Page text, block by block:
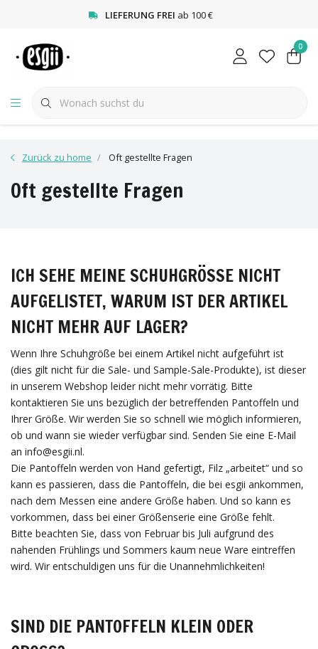
LIEFERUNG FREI ab 100 €
0
Zurück zu home Oft gestellte Fragen
Oft gestellte Fragen
ICH SEHE MEINE SCHUHGRÖSSE NICHT
AUFGELISTET, WARUM IST DER ARTIKEL
NICHT MEHR AUF LAGER?
Wenn Ihre Schuhgröße bei einem Artikel nicht aufgeführt ist
(dies gilt nicht für die Sale- und Sample-Sale-Produkte), ist dieser
in unserem Webshop leider nicht mehr vorrätig. Bitte
kontaktieren Sie uns bezüglich der betreffenden Pantoffeln und
Ihrer Größe. Wir werden Sie so schnell wie möglich informieren,
ob und wann sie wieder verfügbar sind. Senden Sie eine E-Mail
an info@esgii.nl.
Die Pantoffeln werden von Hand gefertigt, Filz „arbeitet“ und so
kann es passieren, dass die Pantoffeln, die bei esgii ankommen,
nach dem Messen eine andere Größe haben. Und so kann es
vorkommen, dass bei einer Größenserie eine Größe fehlt.
Bitte beachten Sie, dass von Februar bis Juli aufgrund des
nahenden Frühlings und Sommers kaum neue Ware eintreffen
wird. Wir entschuldigen uns für die Unannehmlichkeiten!
SIND DIE PANTOFFELN KLEIN ODER